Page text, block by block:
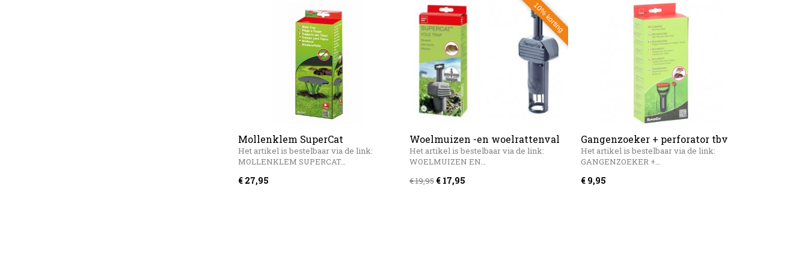
Mollenklem SuperCat
Het artikel is bestelbaar via de link:
MOLLENKLEM SUPERCAT…
€ 27,95
10% korting
Woelmuizen -en woelrattenval
SuperCat
Het artikel is bestelbaar via de link:
WOELMUIZEN EN…
€ 19,95 € 17,95
Gangenzoeker + perforator tbv
val SuperCat
Het artikel is bestelbaar via de link:
GANGENZOEKER +…
€ 9,95